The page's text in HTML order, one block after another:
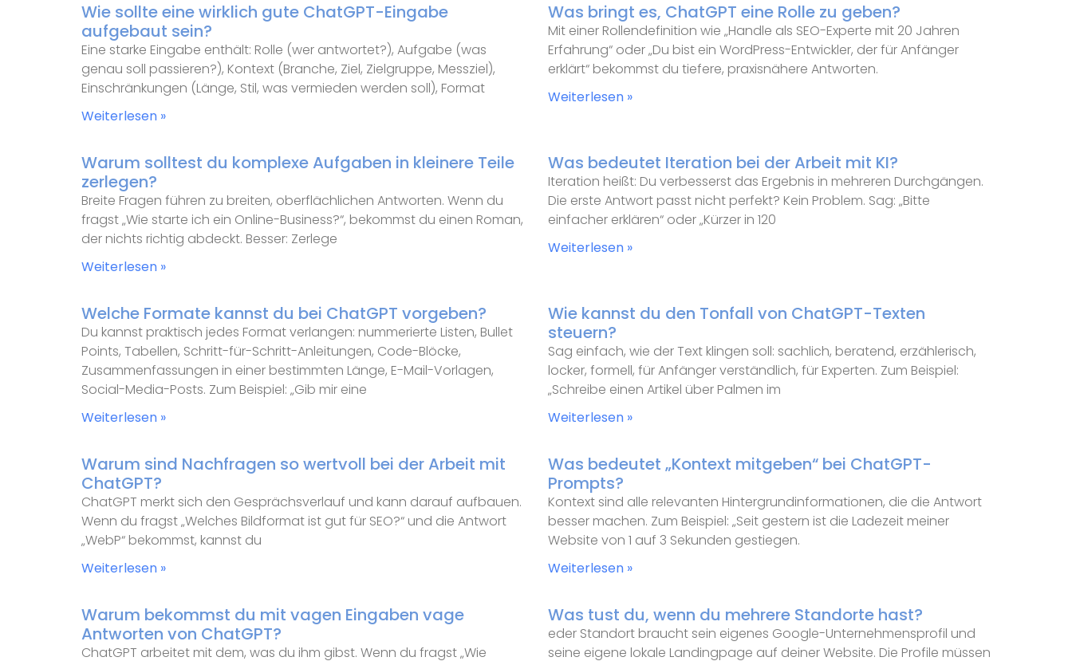
Wie sollte eine wirklich gute ChatGPT-Eingabe
aufgebaut sein?
Eine starke Eingabe enthält: Rolle (wer antwortet?), Aufgabe (was
genau soll passieren?), Kontext (Branche, Ziel, Zielgruppe, Messziel),
Einschränkungen (Länge, Stil, was vermieden werden soll), Format
Weiterlesen »
Was bringt es, ChatGPT eine Rolle zu geben?
Mit einer Rollendefinition wie „Handle als SEO-Experte mit 20 Jahren
Erfahrung“ oder „Du bist ein WordPress-Entwickler, der für Anfänger
erklärt“ bekommst du tiefere, praxisnähere Antworten.
Weiterlesen »
Warum solltest du komplexe Aufgaben in kleinere Teile
zerlegen?
Breite Fragen führen zu breiten, oberflächlichen Antworten. Wenn du
fragst „Wie starte ich ein Online-Business?“, bekommst du einen Roman,
der nichts richtig abdeckt. Besser: Zerlege
Weiterlesen »
Was bedeutet Iteration bei der Arbeit mit KI?
Iteration heißt: Du verbesserst das Ergebnis in mehreren Durchgängen.
Die erste Antwort passt nicht perfekt? Kein Problem. Sag: „Bitte
einfacher erklären“ oder „Kürzer in 120
Weiterlesen »
Welche Formate kannst du bei ChatGPT vorgeben?
Du kannst praktisch jedes Format verlangen: nummerierte Listen, Bullet
Points, Tabellen, Schritt-für-Schritt-Anleitungen, Code-Blöcke,
Zusammenfassungen in einer bestimmten Länge, E-Mail-Vorlagen,
Social-Media-Posts. Zum Beispiel: „Gib mir eine
Weiterlesen »
Wie kannst du den Tonfall von ChatGPT-Texten
steuern?
Sag einfach, wie der Text klingen soll: sachlich, beratend, erzählerisch,
locker, formell, für Anfänger verständlich, für Experten. Zum Beispiel:
„Schreibe einen Artikel über Palmen im
Weiterlesen »
Warum sind Nachfragen so wertvoll bei der Arbeit mit
ChatGPT?
ChatGPT merkt sich den Gesprächsverlauf und kann darauf aufbauen.
Wenn du fragst „Welches Bildformat ist gut für SEO?“ und die Antwort
„WebP“ bekommst, kannst du
Weiterlesen »
Was bedeutet „Kontext mitgeben“ bei ChatGPT-
Prompts?
Kontext sind alle relevanten Hintergrundinformationen, die die Antwort
besser machen. Zum Beispiel: „Seit gestern ist die Ladezeit meiner
Website von 1 auf 3 Sekunden gestiegen.
Weiterlesen »
Warum bekommst du mit vagen Eingaben vage
Antworten von ChatGPT?
ChatGPT arbeitet mit dem, was du ihm gibst. Wenn du fragst „Wie
Was tust du, wenn du mehrere Standorte hast?
eder Standort braucht sein eigenes Google-Unternehmensprofil und
seine eigene lokale Landingpage auf deiner Website. Die Profile müssen